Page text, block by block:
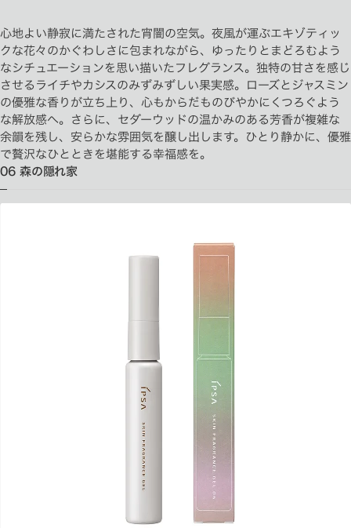
心地よい静寂に満たされた宵闇の空気。夜風が運ぶエキゾティッ
クな花々のかぐわしさに包まれながら、ゆったりとまどろむよう
なシチュエーションを思い描いたフレグランス。独特の甘さを感じ
させるライチやカシスのみずみずしい果実感。ローズとジャスミン
の優雅な香りが立ち上り、心もからだものびやかにくつろぐよう
な解放感へ。さらに、セダーウッドの温かみのある芳香が複雑な
余韻を残し、安らかな雰囲気を醸し出します。ひとり静かに、優雅
で贅沢なひとときを堪能する幸福感を。
06 森の隠れ家